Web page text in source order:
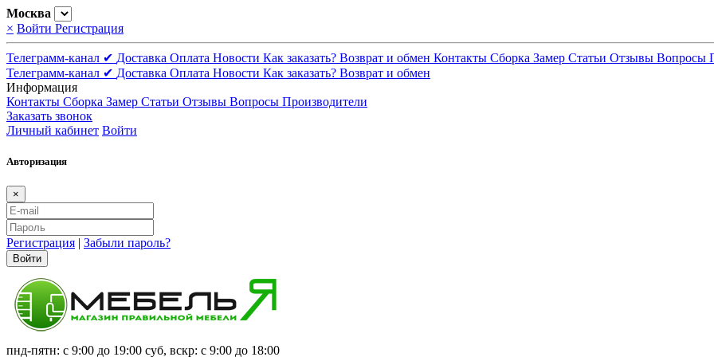
Москва
× Войти Регистрация
Телеграмм-канал ✔ Доставка Оплата Новости Как заказать? Возврат и обмен Контакты Сборка Замер Статьи Отзывы Вопросы
Телеграмм-канал ✔ Доставка Оплата Новости Как заказать? Возврат и обмен
Информация
Контакты Сборка Замер Статьи Отзывы Вопросы Производители
Заказать звонок
Личный кабинет Войти
Авторизация
×
Регистрация | Забыли пароль?
Войти
пнд-пятн: с 9:00 до 19:00 суб, вскр: с 9:00 до 18:00